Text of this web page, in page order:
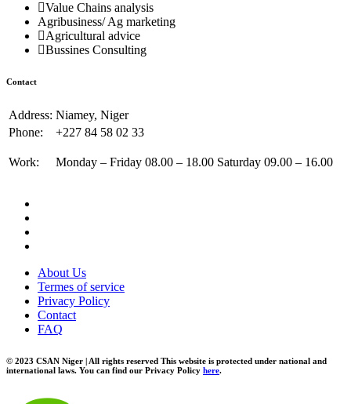
Value Chains analysis
Agribusiness/ Ag marketing
Agricultural advice
Bussines Consulting
Contact
Address: Niamey, Niger
Phone:
+227 84 58 02 33
Work: Monday – Friday 08.00 – 18.00 Saturday 09.00 – 16.00
About Us
Termes of service
Privacy Policy
Contact
FAQ
© 2023 CSAN Niger | All rights reserved This website is protected under national and
international laws. You can find our Privacy Policy here.